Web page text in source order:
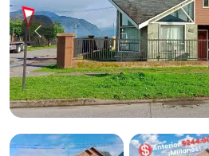
Previous